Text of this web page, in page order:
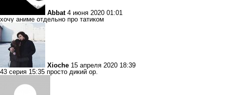
Abbat 4 июня 2020 01:01
хочу аниме отдельно про татиком
Xioche 15 апреля 2020 18:39
43 серия 15:35 просто дикий ор.